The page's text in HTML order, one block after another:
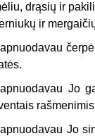
drąsių ir
ir
Jo
Jo